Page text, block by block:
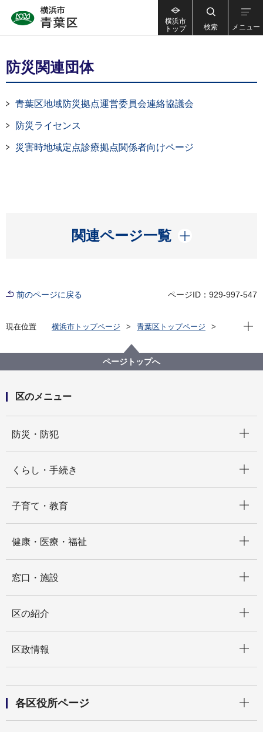
横浜市
トップ
検索 メニュー
防災関連団体
青葉区地域防災拠点運営委員会連絡協議会
防災ライセンス
災害時地域定点診療拠点関係者向けページ
関連ページ一覧
開く
前のページに戻る ページID：929-997-547
現在位置 横浜市トップページ
青葉区トップページ
現在
ページトップへ
区のメニュー
防災・防犯
くらし・手続き
子育て・教育
健康・医療・福祉
窓口・施設
区の紹介
区政情報
各区役所ページ